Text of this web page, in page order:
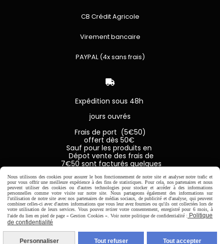
CB Crédit Agricole
Virement bancaire
PAYPAL (4x sans frais)

Expédition sous 48h
jours ouvrés
Frais de port (5€50)
offert dès 50€
Sauf pour les produits en
Dépot vente des frais de
7€50 sont facturés quelques
Facebook est désactivé. Autoriser
MENTIONS LÉGALES
Nous utilisons des cookies pour assurer le bon fonctionnement de notre site et analyser notre trafic et
pour vous offrir une meilleure expérience à des fins de statistiques. Pour cela, nos partenaires et nous
peuvent utiliser des cookies ou d'autres technologies pour stocker et accéder à des informations
personnelles comme votre visite sur notre site. Nous partageons également des informations sur
l'utilisation de notre site avec nos partenaires de médias sociaux, de publicité et d'analyse, qui peuvent
combiner celles-ci avec d'autres informations que vous leur avez fournies ou qu'ils ont collectées lors de
votre utilisation de leurs services. Vous pouvez retirer votre consentement, enregistré pour 6 mois, à
l'aide du lien en pied de page « Gestion Cookies ». Voir notre politique de confidentialité : Politique
de confidentialité
Personnaliser Tout refuser Tout accepter